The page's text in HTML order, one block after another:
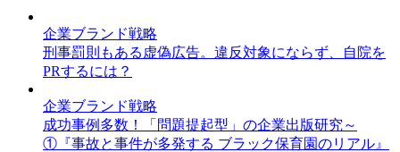
企業ブランド戦略
刑事罰則もある虚偽広告。違反対象にならず、自院を
PRするには？
企業ブランド戦略
成功事例多数！「問題提起型」の企業出版研究～
①『事故と事件が多発する ブラック保育園のリアル』